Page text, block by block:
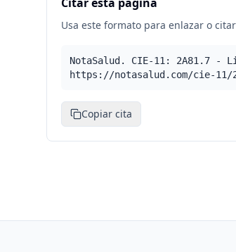
Usa este formato para enlazar o
NotaSalud. CIE-11: 2A81.7 -
https://notasalud.com/cie-11/
Copiar cita